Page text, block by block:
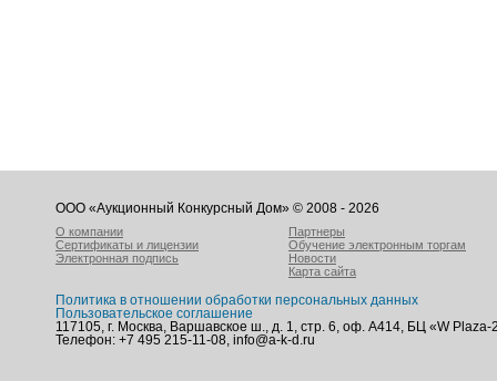
ООО «Аукционный Конкурсный Дом» © 2008 - 2026
О компании
Сертификаты и лицензии
Электронная подпись
Партнеры
Обучение электронным торгам
Новости
Карта сайта
Политика в отношении обработки персональных данных
Пользовательское соглашение
117105, г. Москва, Варшавское ш., д. 1, стр. 6, оф. А414, БЦ «W Plaza-
Телефон: +7 495 215-11-08, info@a-k-d.ru